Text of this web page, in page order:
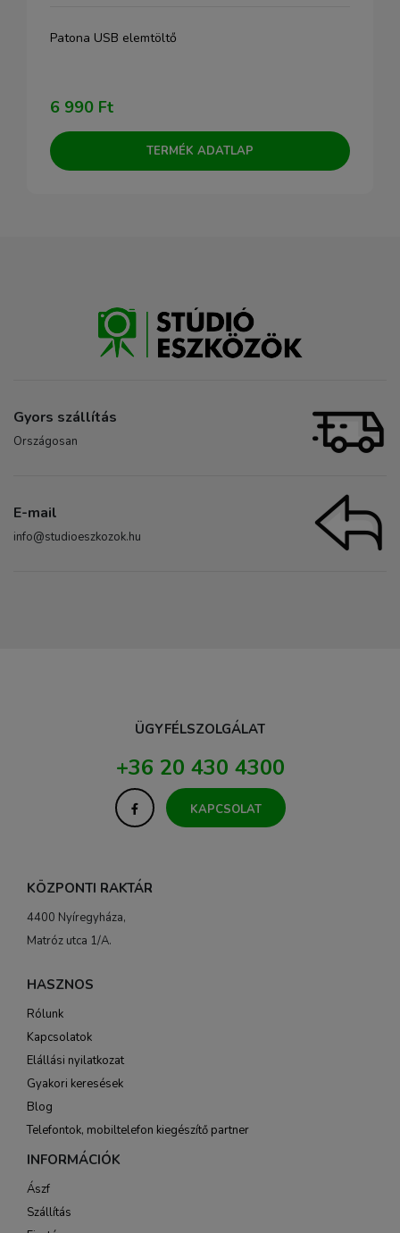
Patona USB elemtöltő
6 990 Ft
TERMÉK ADATLAP
Gyors szállítás
Országosan
E-mail
info@studioeszkozok.hu
ÜGYFÉLSZOLGÁLAT
+36 20 430 4300
KAPCSOLAT
KÖZPONTI RAKTÁR
4400 Nyíregyháza,
Matróz utca 1/A.
HASZNOS
Rólunk
Kapcsolatok
Elállási nyilatkozat
Gyakori keresések
Blog
Telefontok, mobiltelefon kiegészítő partner
INFORMÁCIÓK
Ászf
Szállítás